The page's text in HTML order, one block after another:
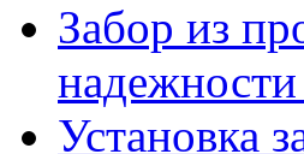
Забор из
Установка